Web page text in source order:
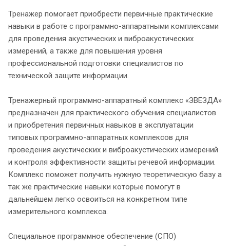
Тренажер помогает приобрести первичные практические
навыки в работе с программно-аппаратными комплексами
для проведения акустических и виброакустических
измерений, а также для повышения уровня
профессиональной подготовки специалистов по
технической защите информации.
Тренажерный программно-аппаратный комплекс «ЗВЕЗДА»
предназначен для практического обучения специалистов
и приобретения первичных навыков в эксплуатации
типовых программно-аппаратных комплексов для
проведения акустических и виброакустических измерений
и контроля эффективности защиты речевой информации.
Комплекс поможет получить нужную теоретическую базу а
так же практические навыки которые помогут в
дальнейшем легко освоиться на конкретном типе
измерительного комплекса.
Специальное программное обеспечение (СПО)